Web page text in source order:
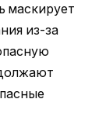
маскирует
из-за